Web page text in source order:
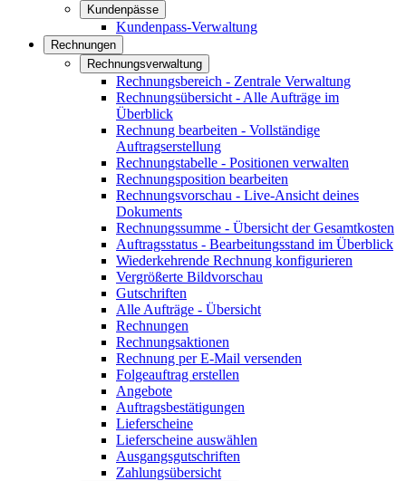
Kundenpässe
Kundenpass-Verwaltung
Rechnungen
Rechnungsverwaltung
Rechnungsbereich - Zentrale Verwaltung
Rechnungsübersicht - Alle Aufträge im
Überblick
Rechnung bearbeiten - Vollständige
Auftragserstellung
Rechnungstabelle - Positionen verwalten
Rechnungsposition bearbeiten
Rechnungsvorschau - Live-Ansicht deines
Dokuments
Rechnungssumme - Übersicht der Gesamtkosten
Auftragsstatus - Bearbeitungsstand im Überblick
Wiederkehrende Rechnung konfigurieren
Vergrößerte Bildvorschau
Gutschriften
Alle Aufträge - Übersicht
Rechnungen
Rechnungsaktionen
Rechnung per E-Mail versenden
Folgeauftrag erstellen
Angebote
Auftragsbestätigungen
Lieferscheine
Lieferscheine auswählen
Ausgangsgutschriften
Zahlungsübersicht